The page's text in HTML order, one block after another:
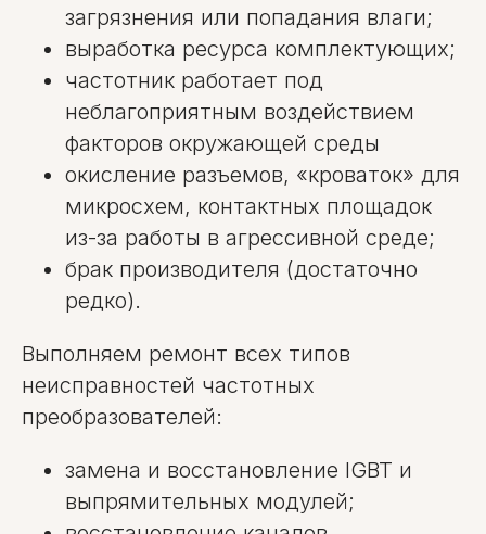
загрязнения или попадания влаги;
выработка ресурса комплектующих;
частотник работает под
неблагоприятным воздействием
факторов окружающей среды
окисление разъемов, «кроваток» для
микросхем, контактных площадок
из-за работы в агрессивной среде;
брак производителя (достаточно
редко).
Выполняем ремонт всех типов
неисправностей частотных
преобразователей:
замена и восстановление IGBT и
выпрямительных модулей;